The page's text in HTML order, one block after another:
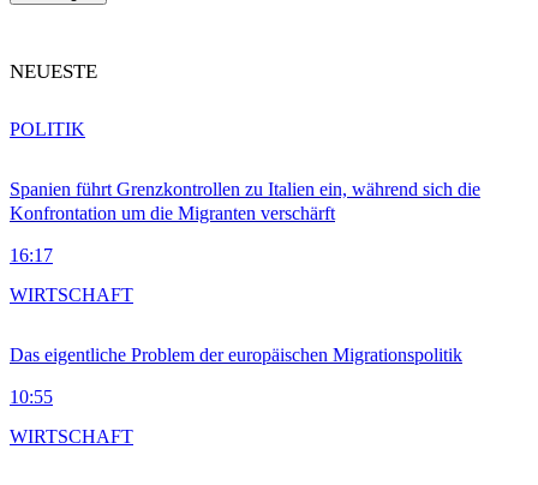
NEUESTE
Spanien führt Grenzkontrollen zu Italien ein, während sich die
Konfrontation um die Migranten verschärft
16:17
POLITIK
Das eigentliche Problem der europäischen Migrationspolitik
10:55
WIRTSCHAFT
WIRTSCHAFT